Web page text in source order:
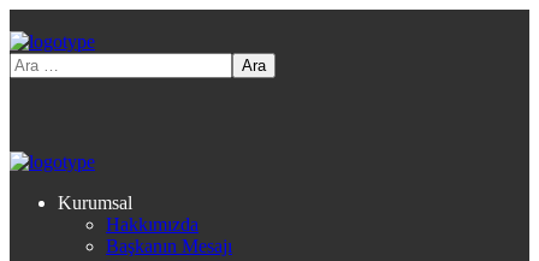
Kurumsal
Hakkımızda
Başkanın Mesajı